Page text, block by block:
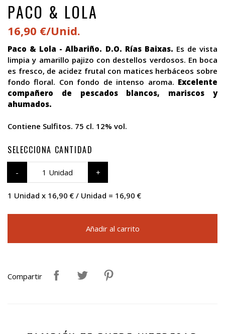
PACO & LOLA
16,90 €/Unid.
Paco & Lola - Albariño. D.O. Rías Baixas. Es de vista
limpia y amarillo pajizo con destellos verdosos. En boca
es fresco, de acidez frutal con matices herbáceos sobre
fondo floral. Con fondo de intenso aroma. Excelente
compañero de pescados blancos, mariscos y
ahumados.
Contiene Sulfitos. 75 cl. 12% vol.
SELECCIONA CANTIDAD
1 Unidad
1 Unidad x 16,90 € / Unidad = 16,90 €
Añadir al carrito
Compartir